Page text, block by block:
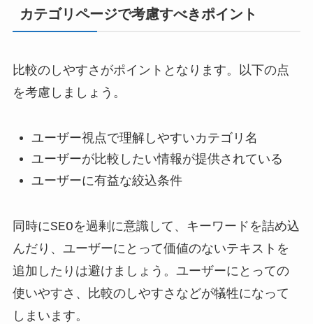
カテゴリページで考慮すべきポイント
比較のしやすさがポイントとなります。以下の点
を考慮しましょう。
ユーザー視点で理解しやすいカテゴリ名
ユーザーが比較したい情報が提供されている
ユーザーに有益な絞込条件
同時にSEOを過剰に意識して、キーワードを詰め込
んだり、ユーザーにとって価値のないテキストを
追加したりは避けましょう。ユーザーにとっての
使いやすさ、比較のしやすさなどが犠牲になって
しまいます。